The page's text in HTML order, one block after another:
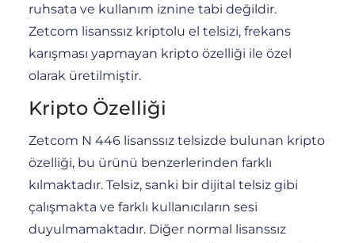
ruhsata ve kullanım iznine tabi değildir.
Zetcom lisanssız kriptolu el telsizi, frekans
karışması yapmayan kripto özelliği ile özel
olarak üretilmiştir.
Kripto Özelliği
Zetcom N 446 lisanssız telsizde bulunan kripto
özelliği, bu ürünü benzerlerinden farklı
kılmaktadır. Telsiz, sanki bir dijital telsiz gibi
çalışmakta ve farklı kullanıcıların sesi
duyulmamaktadır. Diğer normal lisanssız